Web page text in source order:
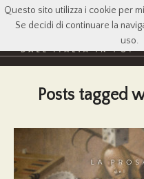
Posts tagged
Questo sito utilizza i cookie per
Se decidi di continuare la
uso.